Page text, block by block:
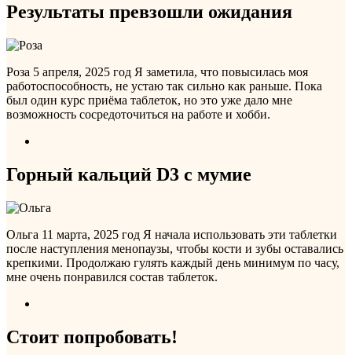
Результаты превзошли ожидания
Роза 5 апреля, 2025 год Я заметила, что повысилась моя
работоспособность, не устаю так сильно как раньше. Пока
был один курс приёма таблеток, но это уже дало мне
возможность сосредоточиться на работе и хобби.
Горный кальций D3 с мумие
Ольга 11 марта, 2025 год Я начала использовать эти таблетки
после наступления менопаузы, чтобы кости и зубы оставались
крепкими. Продолжаю гулять каждый день минимум по часу,
мне очень понравился состав таблеток.
Стоит попробовать!